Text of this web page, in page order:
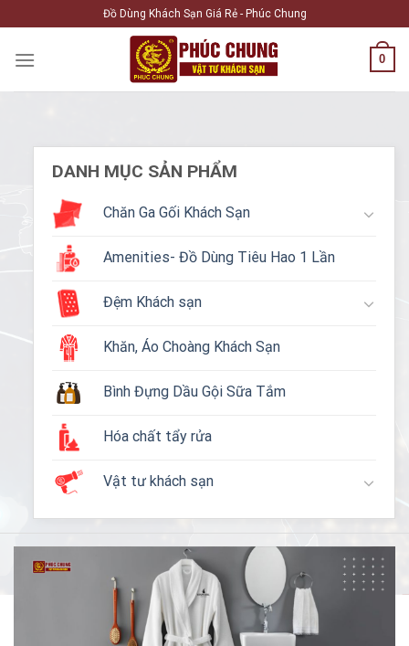
to
content
Đồ Dùng Khách Sạn Giá Rẻ - Phúc Chung
0
DANH MỤC SẢN PHẨM
Chăn Ga Gối Khách Sạn
Amenities- Đồ Dùng Tiêu Hao 1 Lần
Đệm Khách sạn
Khăn, Áo Choàng Khách Sạn
Bình Đựng Dầu Gội Sữa Tắm
Hóa chất tẩy rửa
Vật tư khách sạn